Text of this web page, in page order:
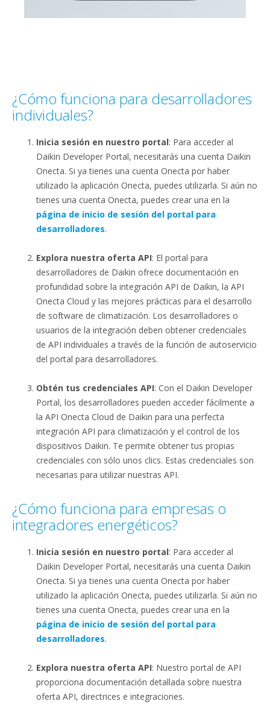
¿Cómo funciona para desarrolladores
individuales?
Inicia sesión en nuestro portal: Para acceder al
Daikin Developer Portal, necesitarás una cuenta Daikin
Onecta. Si ya tienes una cuenta Onecta por haber
utilizado la aplicación Onecta, puedes utilizarla. Si aún no
tienes una cuenta Onecta, puedes crear una en la
página de inicio de sesión del portal para
desarrolladores.
Explora nuestra oferta API: El portal para
desarrolladores de Daikin ofrece documentación en
profundidad sobre la integración API de Daikin, la API
Onecta Cloud y las mejores prácticas para el desarrollo
de software de climatización. Los desarrolladores o
usuarios de la integración deben obtener credenciales
de API individuales a través de la función de autoservicio
del portal para desarrolladores.
Obtén tus credenciales API: Con el Daikin Developer
Portal, los desarrolladores pueden acceder fácilmente a
la API Onecta Cloud de Daikin para una perfecta
integración API para climatización y el control de los
dispositivos Daikin. Te permite obtener tus propias
credenciales con sólo unos clics. Estas credenciales son
necesarias para utilizar nuestras API.
¿Cómo funciona para empresas o
integradores energéticos?
Inicia sesión en nuestro portal: Para acceder al
Daikin Developer Portal, necesitarás una cuenta Daikin
Onecta. Si ya tienes una cuenta Onecta por haber
utilizado la aplicación Onecta, puedes utilizarla. Si aún no
tienes una cuenta Onecta, puedes crear una en la
página de inicio de sesión del portal para
desarrolladores.
Explora nuestra oferta API: Nuestro portal de API
proporciona documentación detallada sobre nuestra
oferta API, directrices e integraciones.